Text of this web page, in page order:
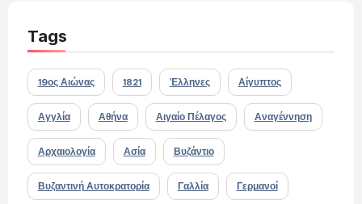
Tags
19ος Αιώνας 1821 Έλληνες Αίγυπτος
Αγγλία Αθήνα Αιγαίο Πέλαγος Αναγέννηση
Αρχαιολογία Ασία Βυζάντιο
Βυζαντινή Αυτοκρατορία Γαλλία Γερμανοί